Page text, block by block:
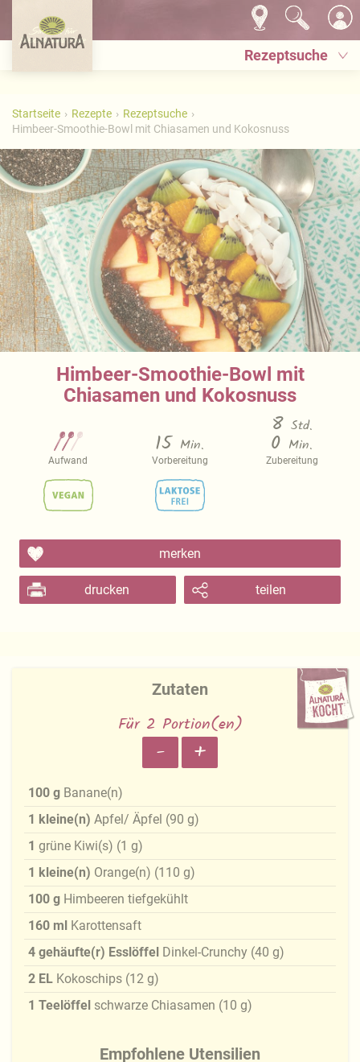
Rezeptsuche
Startseite Rezepte
Rezeptsuche
Himbeer-Smoothie-Bowl mit Chiasamen und Kokosnuss
Himbeer-Smoothie-Bowl mit
Chiasamen und Kokosnuss
Aufwand
15 Min.
Vorbereitung
8 Std.
0 Min.
Zubereitung
merken
drucken teilen
Zutaten
Für 2 Portion(en)
- +
100 g Banane(n)
1 kleine(n) Apfel/ Äpfel (90 g)
1 grüne Kiwi(s) (1 g)
1 kleine(n) Orange(n) (110 g)
100 g Himbeeren tiefgekühlt
160 ml Karottensaft
4 gehäufte(r) Esslöffel Dinkel-Crunchy (40 g)
2 EL Kokoschips (12 g)
1 Teelöffel schwarze Chiasamen (10 g)
Empfohlene Utensilien